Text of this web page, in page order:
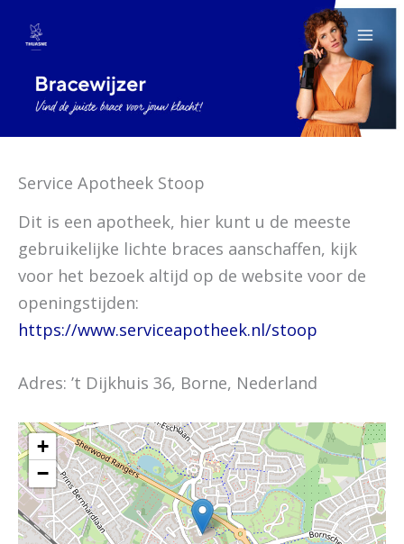
naar
inhoud
Service Apotheek Stoop
Dit is een apotheek, hier kunt u de meeste
gebruikelijke lichte braces aanschaffen, kijk
voor het bezoek altijd op de website voor de
openingstijden:
https://www.serviceapotheek.nl/stoop
Adres: ’t Dijkhuis 36, Borne, Nederland
+
−